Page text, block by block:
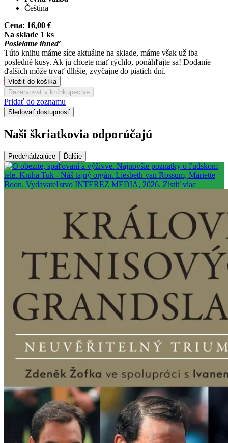
Čeština
Cena: 16,00 €
Na sklade 1 ks
Posielame ihneď
Túto knihu máme síce aktuálne na sklade, máme však už iba
posledné kusy. Ak ju chcete mať rýchlo, ponáhľajte sa! Dodanie
ďalších môže trvať dlhšie, zvyčajne do piatich dní.
Vložiť do košíka
Rezervovať v kníhkupectve
Pridať do zoznamu
Sledovať dostupnosť
Naši škriatkovia odporúčajú
Predchádzajúce Ďalšie